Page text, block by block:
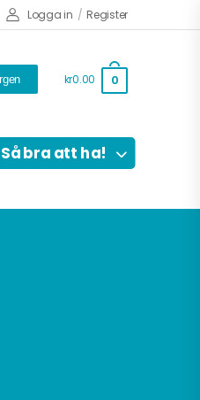
Logga in / Register
kr0.00 0
Så bra att ha!